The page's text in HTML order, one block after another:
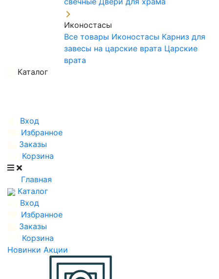
Иконостасы
Все товары Иконостасы Карниз для
завесы на царские врата Царские
врата
Каталог
Вход
Избранное
Заказы
Корзина
Главная
Каталог
Вход
Избранное
Заказы
Корзина
Новинки Акции